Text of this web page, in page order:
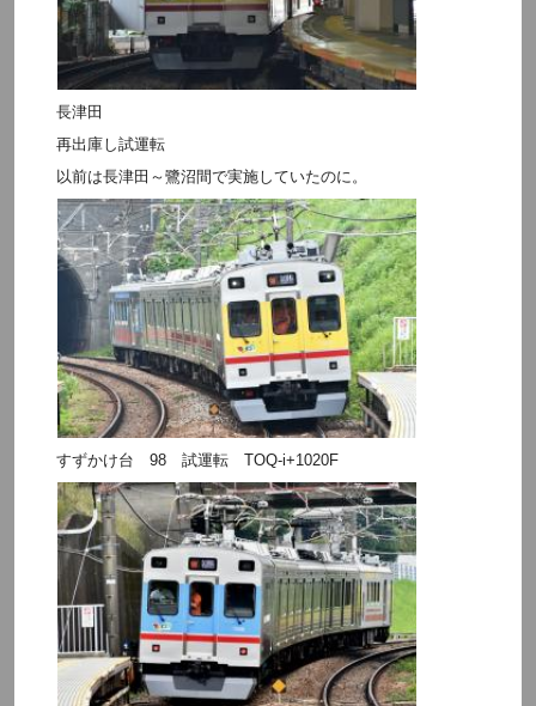
長津田
再出庫し試運転
以前は長津田～鷺沼間で実施していたのに。
すずかけ台 98 試運転 TOQ-i+1020F